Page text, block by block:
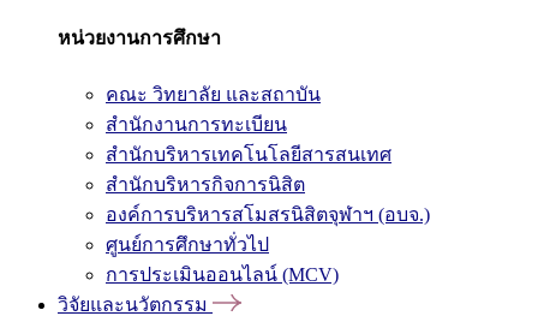
หน่วยงานการศึกษา
คณะ วิทยาลัย และสถาบัน
สำนักงานการทะเบียน
สำนักบริหารเทคโนโลยีสารสนเทศ
สำนักบริหารกิจการนิสิต
องค์การบริหารสโมสรนิสิตจุฬาฯ (อบจ.)
ศูนย์การศึกษาทั่วไป
การประเมินออนไลน์ (MCV)
วิจัยและนวัตกรรม